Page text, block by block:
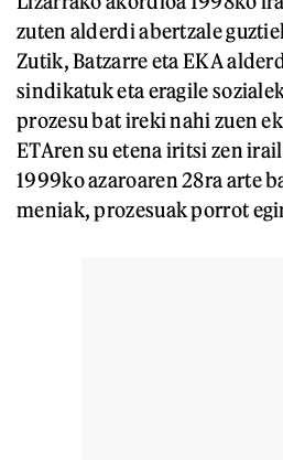
zuten alderdi abertzale
Zutik, Batzarre eta EKA
sindikatuk eta eragile
prozesu bat ireki nahi zuen
ETAren su etena iritsi zen
1999ko azaroaren 28ra arte
meniak, prozesuak porrot